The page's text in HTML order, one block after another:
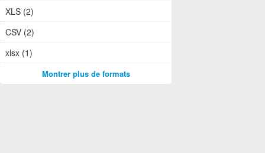
XLS (2)
CSV (2)
xlsx (1)
Montrer plus de formats